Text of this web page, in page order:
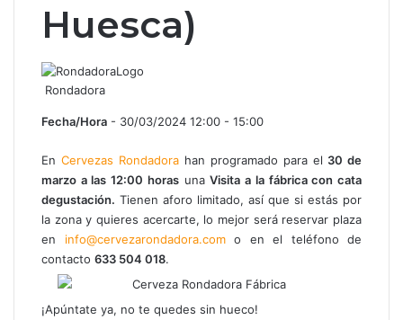
Huesca)
Rondadora
Fecha/Hora - 30/03/2024 12:00 - 15:00
En Cervezas Rondadora han programado para el 30 de
marzo a las 12:00 horasunaVisita a la fábrica con cata
degustación. Tienen aforo limitado, así que si estás por
la zona y quieres acercarte, lo mejor será reservar plaza
en info@cervezarondadora.como en el teléfono de
contacto 633 504 018.
¡Apúntate ya, no te quedes sin hueco!